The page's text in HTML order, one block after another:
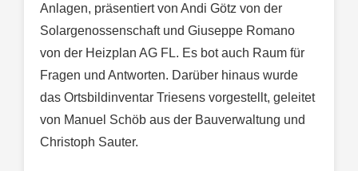
Anlagen, präsentiert von Andi Götz von der
Solargenossenschaft und Giuseppe Romano
von der Heizplan AG FL. Es bot auch Raum für
Fragen und Antworten. Darüber hinaus wurde
das Ortsbildinventar Triesens vorgestellt, geleitet
von Manuel Schöb aus der Bauverwaltung und
Christoph Sauter.